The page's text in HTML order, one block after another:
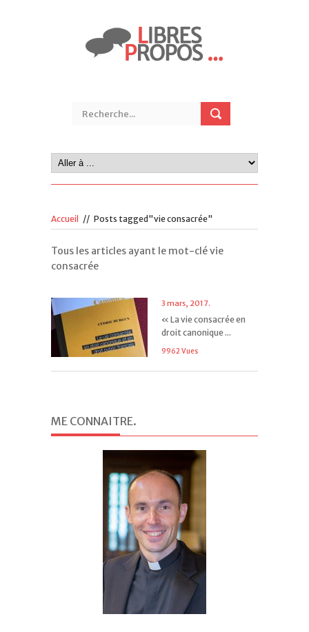
Accueil // Posts tagged"vie consacrée"
Tous les articles ayant le mot-clé vie
consacrée
3 mars, 2017.
« La vie consacrée en
droit canonique ...
9962 Vues
ME CONNAITRE.